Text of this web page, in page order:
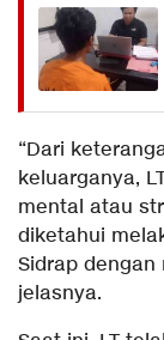
“Dari
keluarganya,
mental atau
diketahui
Sidrap dengan
jelasnya.